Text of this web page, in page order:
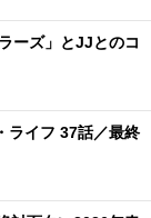
ーズ」とJJとのコ
ライフ 37話／最終